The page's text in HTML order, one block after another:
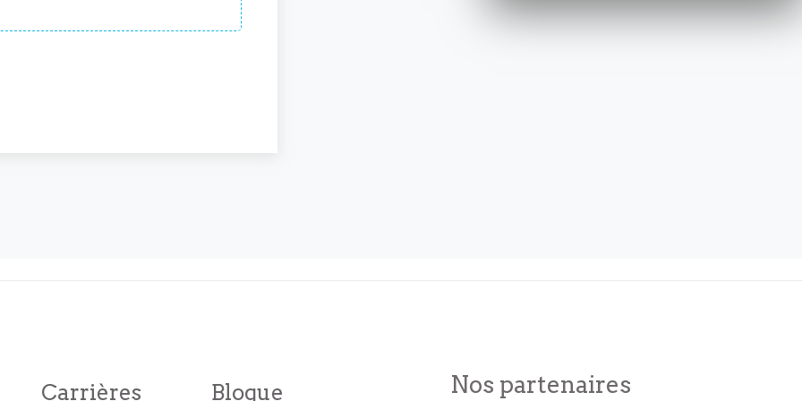
Carrières Blogue Nos partenaires